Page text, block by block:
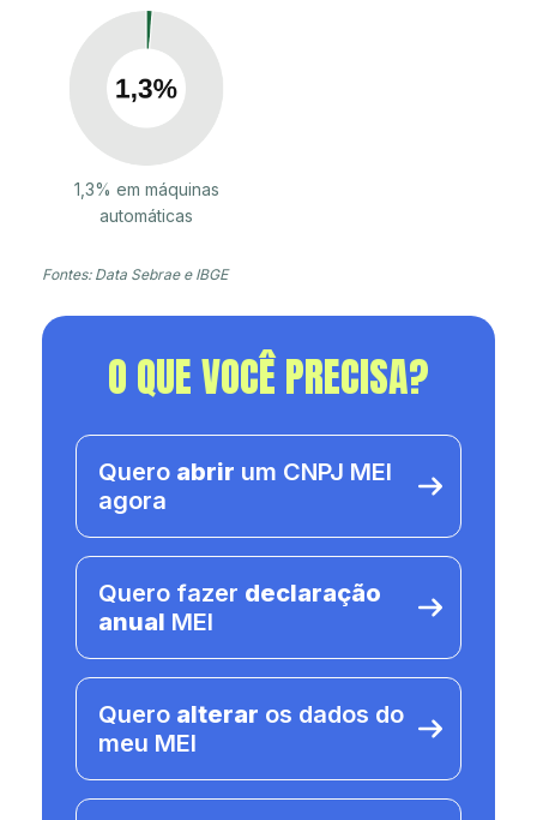
1,3% em máquinas
automáticas
Fontes: Data Sebrae e IBGE
O QUE VOCÊ PRECISA?
Quero abrir um CNPJ MEI
agora
Quero fazer declaração
anual MEI
Quero alterar os dados do
meu MEI